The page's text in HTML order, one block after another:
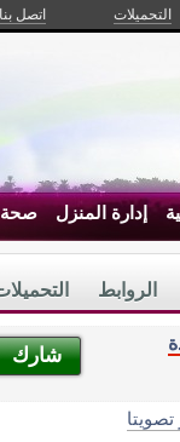
التحميلات اتصل بنا
إدارة المنزل صحة
الروابط
شارك
تصويتا